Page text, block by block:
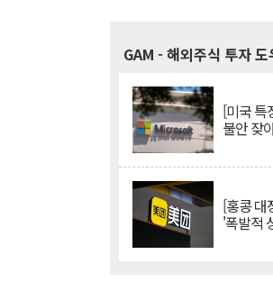
GAM - 해외주식 투자 도
[미국 특
불안 잦
[홍콩
'폭발적